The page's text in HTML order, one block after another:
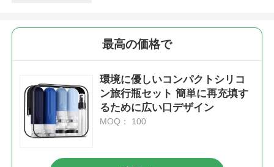
最高の価格で
環境に優しいコンパクトシリコ
ン旅行瓶セット 簡単に再充填す
るために広い口デザイン
MOQ： 100